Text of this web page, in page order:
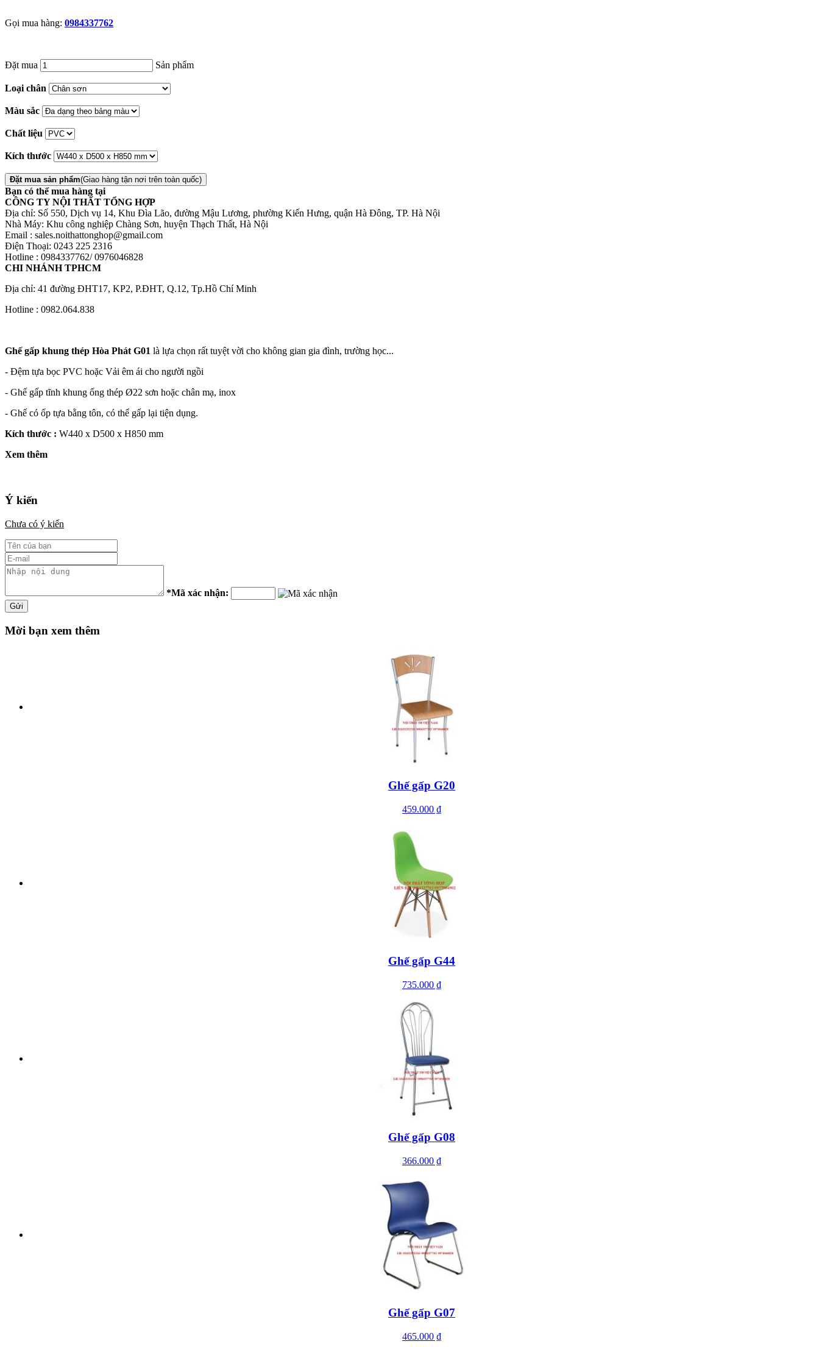
Gọi mua hàng: 0984337762
Đặt mua Sản phẩm
Loại chân
Màu sắc
Chất liệu
Kích thước
Đặt mua sản phẩm(Giao hàng tận nơi trên toàn quốc)
Bạn có thể mua hàng tại
CÔNG TY NỘI THẤT TỔNG HỢP
Địa chỉ: Số 550, Dịch vụ 14, Khu Đìa Lão, đường Mậu Lương, phường Kiến Hưng, quận Hà Đông, TP. Hà Nội
Nhà Máy: Khu công nghiệp Chàng Sơn, huyện Thạch Thất, Hà Nội
Email : sales.noithattonghop@gmail.com
Điện Thoại: 0243 225 2316
Hotline : 0984337762/ 0976046828
CHI NHÁNH TPHCM
Địa chỉ: 41 đường ĐHT17, KP2, P.ĐHT, Q.12, Tp.Hồ Chí Minh
Hotline : 0982.064.838
Ghế gấp khung thép Hòa Phát G01 là lựa chọn rất tuyệt vời cho không gian gia đình, trường học...
- Đệm tựa bọc PVC hoặc Vải êm ái cho người ngồi
- Ghế gấp tĩnh khung ống thép Ø22 sơn hoặc chân mạ, inox
- Ghế có ốp tựa bằng tôn, có thể gấp lại tiện dụng.
Kích thước : W440 x D500 x H850 mm
Xem thêm
Ý kiến
Chưa có ý kiến
*Mã xác nhận:
Gửi
Mời bạn xem thêm
Ghế gấp G20
459.000 ₫
Ghế gấp G44
735.000 ₫
Ghế gấp G08
366.000 ₫
Ghế gấp G07
465.000 ₫